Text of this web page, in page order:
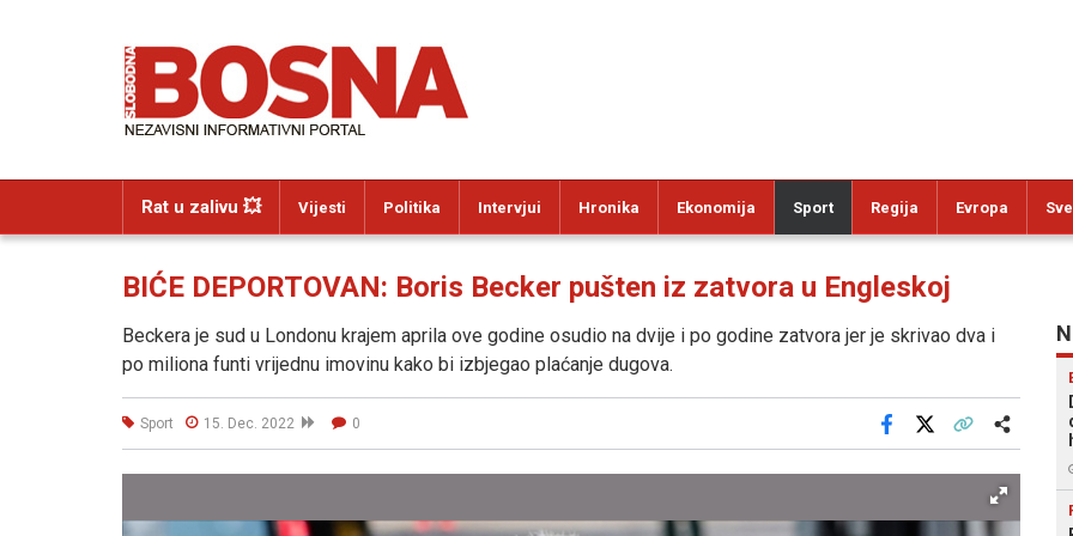
Rat u zalivu 💥 Vijesti Politika Intervjui Hronika Ekonomija Sport Regija Evropa
BIĆE DEPORTOVAN: Boris Becker pušten iz zatvora u Engleskoj
Beckera je sud u Londonu krajem aprila ove godine osudio na dvije i po godine zatvora jer je skrivao dva i
po miliona funti vrijednu imovinu kako bi izbjegao plaćanje dugova.
Sport 15. Dec. 2022 0
Facebook